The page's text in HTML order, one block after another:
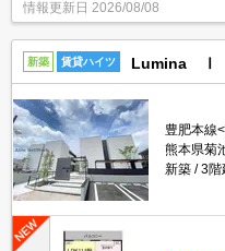
情報更新日 2026/08/08
新築 賃貸ハイツ Lumina Ⅰ
豊肥本線
熊本県菊
新築
3階